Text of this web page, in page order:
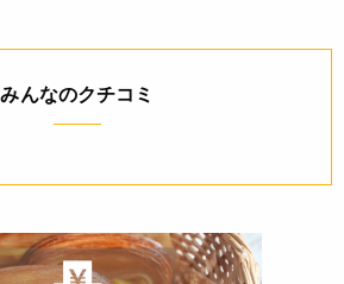
みんなのクチコミ